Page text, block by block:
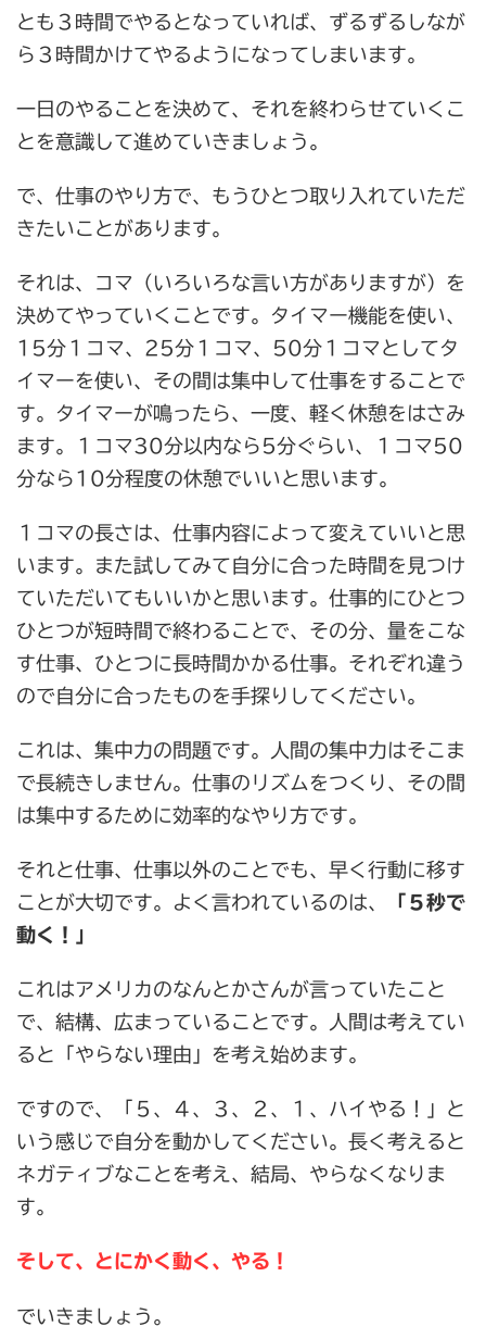
とも３時間でやるとなっていれば、ずるずるしなが
ら３時間かけてやるようになってしまいます。
一日のやることを決めて、それを終わらせていくこ
とを意識して進めていきましょう。
で、仕事のやり方で、もうひとつ取り入れていただ
きたいことがあります。
それは、コマ（いろいろな言い方がありますが）を
決めてやっていくことです。タイマー機能を使い、
15分１コマ、25分１コマ、50分１コマとしてタ
イマーを使い、その間は集中して仕事をすることで
す。タイマーが鳴ったら、一度、軽く休憩をはさみ
ます。１コマ30分以内なら5分ぐらい、１コマ50
分なら10分程度の休憩でいいと思います。
１コマの長さは、仕事内容によって変えていいと思
います。また試してみて自分に合った時間を見つけ
ていただいてもいいかと思います。仕事的にひとつ
ひとつが短時間で終わることで、その分、量をこな
す仕事、ひとつに長時間かかる仕事。それぞれ違う
ので自分に合ったものを手探りしてください。
これは、集中力の問題です。人間の集中力はそこま
で長続きしません。仕事のリズムをつくり、その間
は集中するために効率的なやり方です。
それと仕事、仕事以外のことでも、早く行動に移す
ことが大切です。よく言われているのは、
「５秒で
動く！」
これはアメリカのなんとかさんが言っていたこと
で、結構、広まっていることです。人間は考えてい
ると「やらない理由」を考え始めます。
ですので、「５、４、３、２、１、ハイやる！」と
いう感じで自分を動かしてください。長く考えると
ネガティブなことを考え、結局、やらなくなりま
す。
そして、とにかく動く、やる！
でいきましょう。